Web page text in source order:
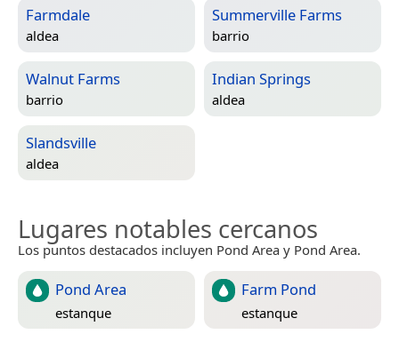
Farmdale
aldea
Summerville Farms
barrio
Walnut Farms
barrio
Indian Springs
aldea
Slandsville
aldea
Lugares notables cercanos
Los puntos destacados incluyen Pond Area y Pond Area.
Pond Area
estanque
Farm Pond
estanque